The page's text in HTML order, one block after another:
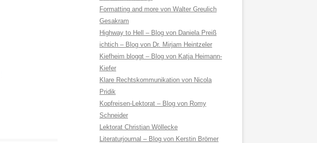
Formatting and more von Walter Greulich
Gesakram
Highway to Hell – Blog von Daniela Preiß
ichtich – Blog von Dr. Mirjam Heintzeler
Kiefheim bloggt – Blog von Katja Heimann-
Kiefer
Klare Rechtskommunikation von Nicola
Pridik
Kopfreisen-Lektorat – Blog von Romy
Schneider
Lektorat Christian Wöllecke
Literaturjournal – Blog von Kerstin Brömer